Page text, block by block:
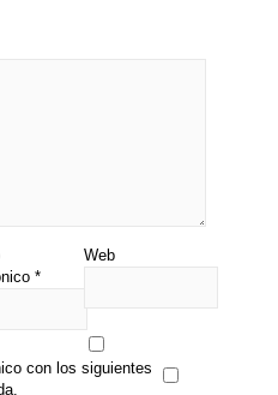
*
Web
con los siguientes